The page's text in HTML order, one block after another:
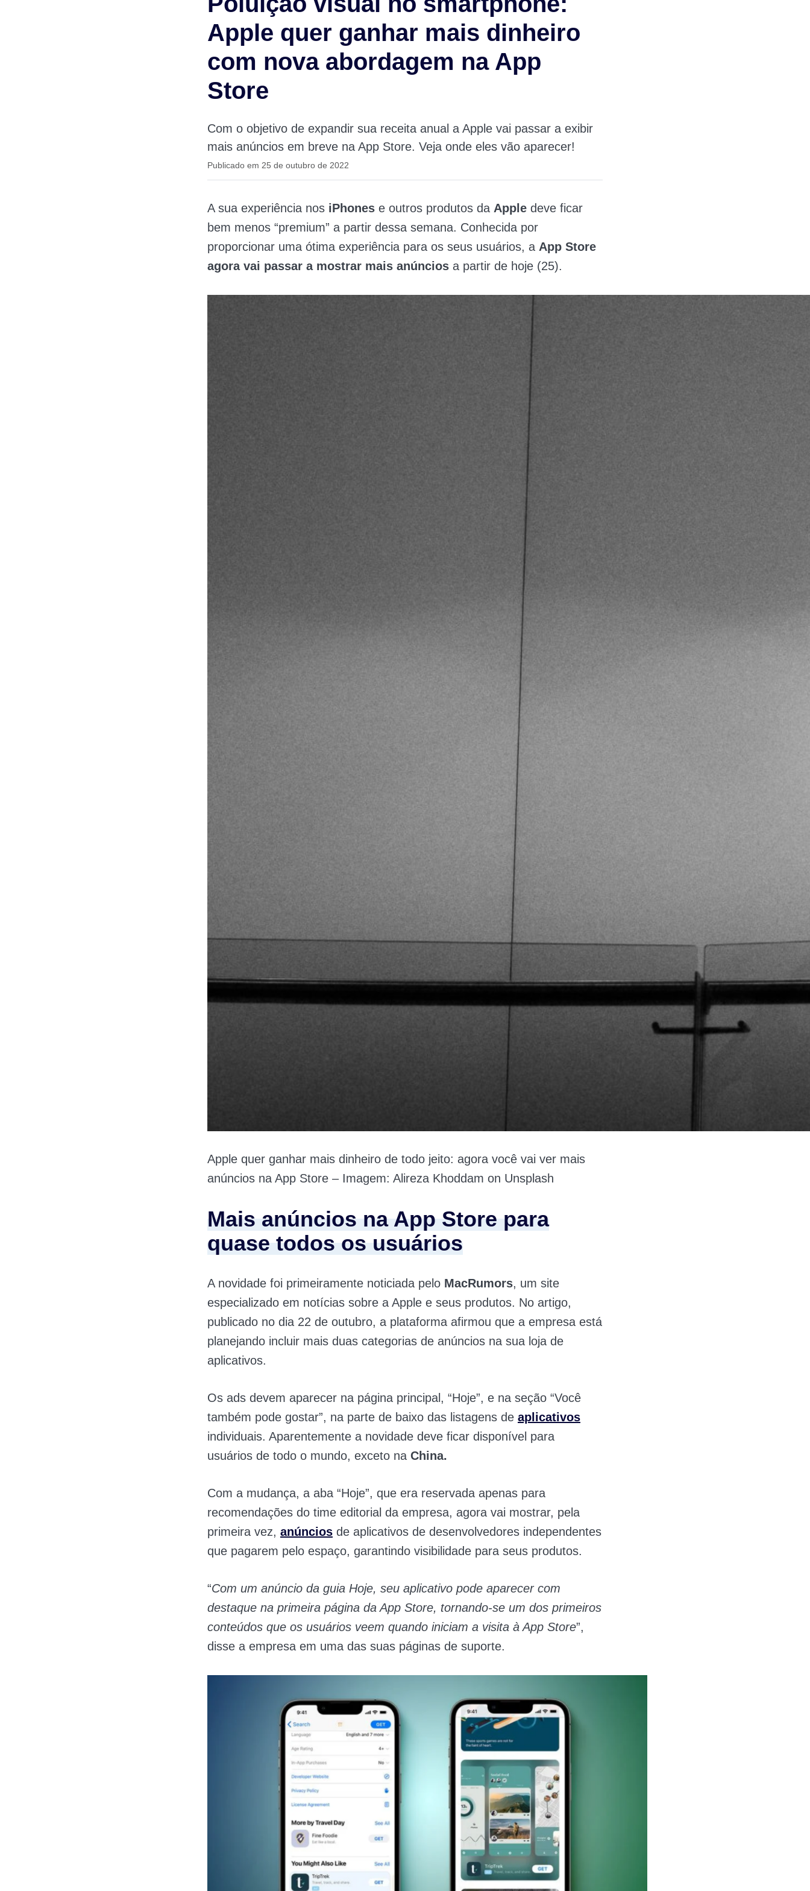
Apple quer ganhar mais dinheiro
com nova abordagem na App
Store
Com o objetivo de expandir sua receita anual a Apple vai passar a exibir
mais anúncios em breve na App Store. Veja onde eles vão aparecer!
Publicado em 25 de outubro de 2022
A sua experiência nos iPhones e outros produtos da Apple deve ficar
bem menos “premium” a partir dessa semana. Conhecida por
proporcionar uma ótima experiência para os seus usuários, a App Store
agora vai passar a mostrar mais anúncios a partir de hoje (25).
Apple quer ganhar mais dinheiro de todo jeito: agora você vai ver mais
anúncios na App Store – Imagem: Alireza Khoddam on Unsplash
Mais anúncios na App Store para
quase todos os usuários
A novidade foi primeiramente noticiada pelo MacRumors, um site
especializado em notícias sobre a Apple e seus produtos. No artigo,
publicado no dia 22 de outubro, a plataforma afirmou que a empresa está
planejando incluir mais duas categorias de anúncios na sua loja de
aplicativos.
Os ads devem aparecer na página principal, “Hoje”, e na seção “Você
também pode gostar”, na parte de baixo das listagens de aplicativos
individuais. Aparentemente a novidade deve ficar disponível para
usuários de todo o mundo, exceto na China.
Com a mudança, a aba “Hoje”, que era reservada apenas para
recomendações do time editorial da empresa, agora vai mostrar, pela
primeira vez, anúncios de aplicativos de desenvolvedores independentes
que pagarem pelo espaço, garantindo visibilidade para seus produtos.
“Com um anúncio da guia Hoje, seu aplicativo pode aparecer com
destaque na primeira página da App Store, tornando-se um dos primeiros
conteúdos que os usuários veem quando iniciam a visita à App Store”,
disse a empresa em uma das suas páginas de suporte.